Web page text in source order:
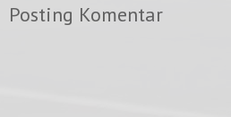
Posting Komentar